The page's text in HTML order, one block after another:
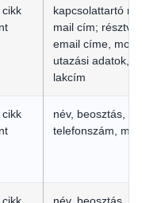
cikk
kapcsolattartó
mail cím;
email címe,
utazási adatok,
lakcím
cikk
név, beosztás,
telefonszám,